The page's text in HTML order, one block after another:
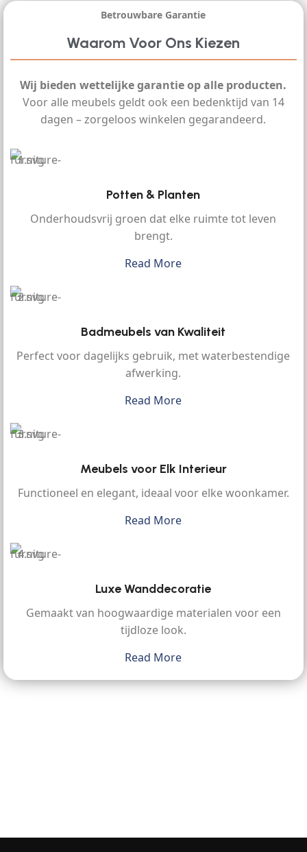
Betrouwbare Garantie
Waarom Voor Ons Kiezen
Wij bieden wettelijke garantie op alle producten.
Voor alle meubels geldt ook een bedenktijd van 14
dagen – zorgeloos winkelen gegarandeerd.
Potten & Planten
Onderhoudsvrij groen dat elke ruimte tot leven
brengt.
Read More
Badmeubels van Kwaliteit
Perfect voor dagelijks gebruik, met waterbestendige
afwerking.
Read More
Meubels voor Elk Interieur
Functioneel en elegant, ideaal voor elke woonkamer.
Read More
Luxe Wanddecoratie
Gemaakt van hoogwaardige materialen voor een
tijdloze look.
Read More